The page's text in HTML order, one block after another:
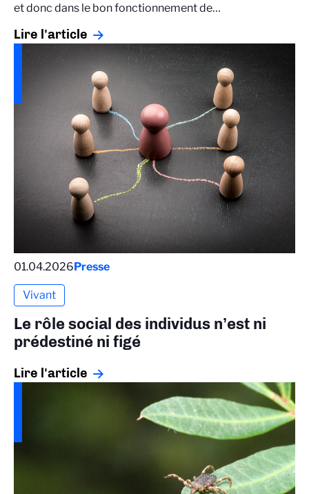
et donc dans le bon fonctionnement de…
Lire l'article
01.04.2026Presse
Vivant
Le rôle social des individus n’est ni
prédestiné ni figé
Lire l'article